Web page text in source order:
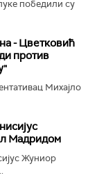
победили су
- Цветковић
против
Михајло
Мадридом
Жуниор